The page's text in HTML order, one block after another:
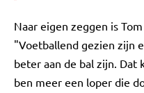
Naar eigen zeggen is
"Voetballend gezien zijn
beter aan de bal zijn. Dat
ben meer een loper die